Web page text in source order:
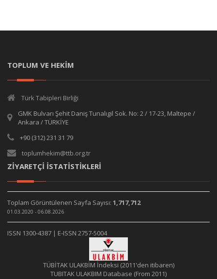
TOPLUM VE HEKİM
Türk Tabipleri Birliği
GMK Bulvarı Şehit Daniş Tunalıgil Sok. No: 2 / 17-23, Maltepe /
Ankara / TÜRKİYE
+90 (312) 231 31 79
toplumhekim@ttb.org.tr
ZİYARETÇİ İSTATİSTİKLERİ
Toplam Görüntülenen Sayfa Sayısı: 1,717,712
01.03.2020 - 06.08.2026
ISSN 1300-4387 | E-ISSN 2757-5004
TÜBİTAK ULAKBİM İndeksi (2011'den itibaren)
TUBITAK ULAKBIM Database (From 2011)